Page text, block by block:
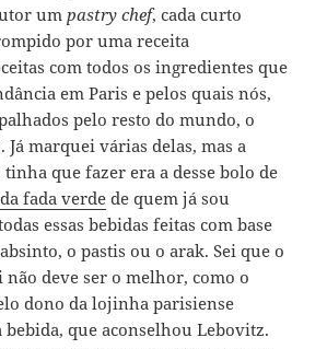
um pastry chef, cada curto
por uma receita
com todos os ingredientes que
em Paris e pelos quais nós,
pelo resto do mundo, o
marquei várias delas, mas a
que fazer era a desse bolo de
fada verde de quem já sou
essas bebidas feitas com base
o pastis ou o arak. Sei que o
não deve ser o melhor, como o
dono da lojinha parisiense
bebida, que aconselhou Lebovitz.